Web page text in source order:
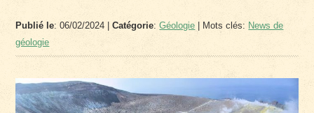
Publié le: 06/02/2024 |Catégorie:Géologie | Mots clés: News de
géologie